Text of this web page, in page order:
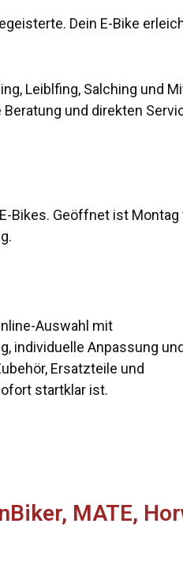
Dein E-Bike
Leiblfing, Salching und
und direkten
Bikes. Geöffnet ist Montag
Auswahl mit
individuelle Anpassung
Ersatzteile und
startklar ist.
MATE,